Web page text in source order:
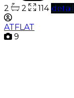
2 2 114
ATFLAT
9